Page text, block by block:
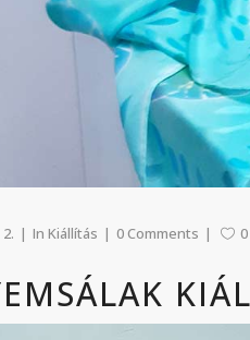
In Kiállítás 0 Comments 0